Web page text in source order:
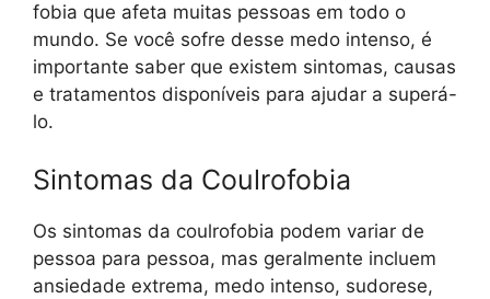
fobia que afeta muitas pessoas em todo o
mundo. Se você sofre desse medo intenso, é
importante saber que existem sintomas, causas
e tratamentos disponíveis para ajudar a superá-
lo.
Sintomas da Coulrofobia
Os sintomas da coulrofobia podem variar de
pessoa para pessoa, mas geralmente incluem
ansiedade extrema, medo intenso, sudorese,